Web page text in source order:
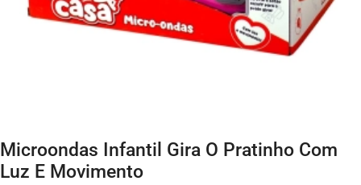
Microondas Infantil Gira O Pratinho Com
Luz E Movimento